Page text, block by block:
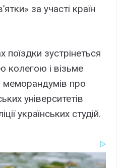
за участі країн
зустрінеться
колегою і візьме
меморандумів про
університетів
українських студій.